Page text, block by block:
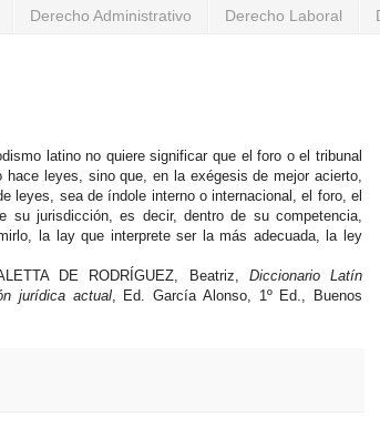
Derecho Administrativo Derecho Laboral
latino no quiere significar que el foro o el tribunal
leyes, sino que, en la exégesis de mejor acierto,
leyes, sea de índole interno o internacional, el foro, el
su jurisdicción, es decir, dentro de su competencia,
la lay que interprete ser la más adecuada, la ley
DE RODRÍGUEZ, Beatriz, Diccionario Latín
jurídica actual, Ed. García Alonso, 1º Ed., Buenos